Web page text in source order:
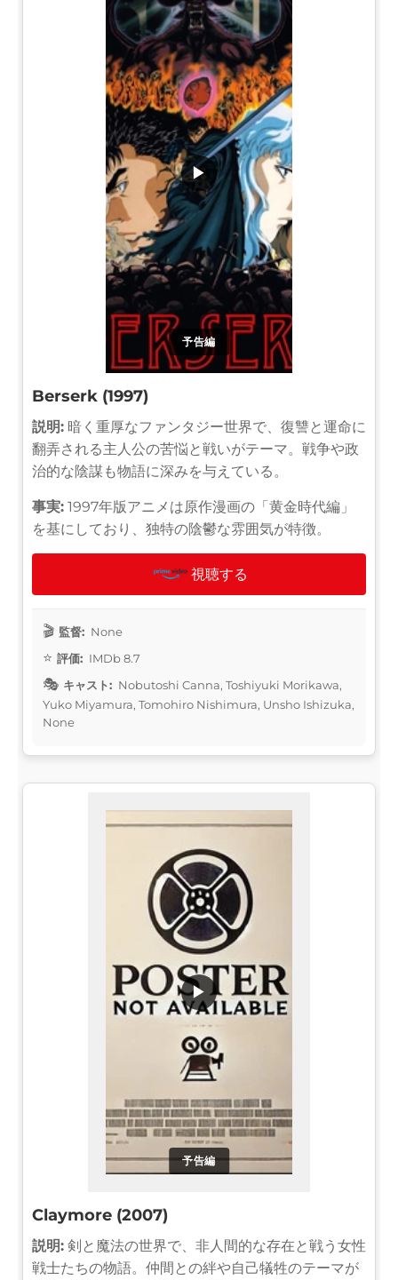
予告編
▶
Berserk (1997)
説明: 暗く重厚なファンタジー世界で、復讐と運命に
翻弄される主人公の苦悩と戦いがテーマ。戦争や政
治的な陰謀も物語に深みを与えている。
事実: 1997年版アニメは原作漫画の「黄金時代編」
を基にしており、独特の陰鬱な雰囲気が特徴。
視聴する
監督: None
評価: IMDb 8.7
キャスト: Nobutoshi Canna, Toshiyuki Morikawa,
Yuko Miyamura, Tomohiro Nishimura, Unsho Ishizuka,
None
予告編
▶
Claymore (2007)
説明: 剣と魔法の世界で、非人間的な存在と戦う女性
戦士たちの物語。仲間との絆や自己犠牲のテーマが